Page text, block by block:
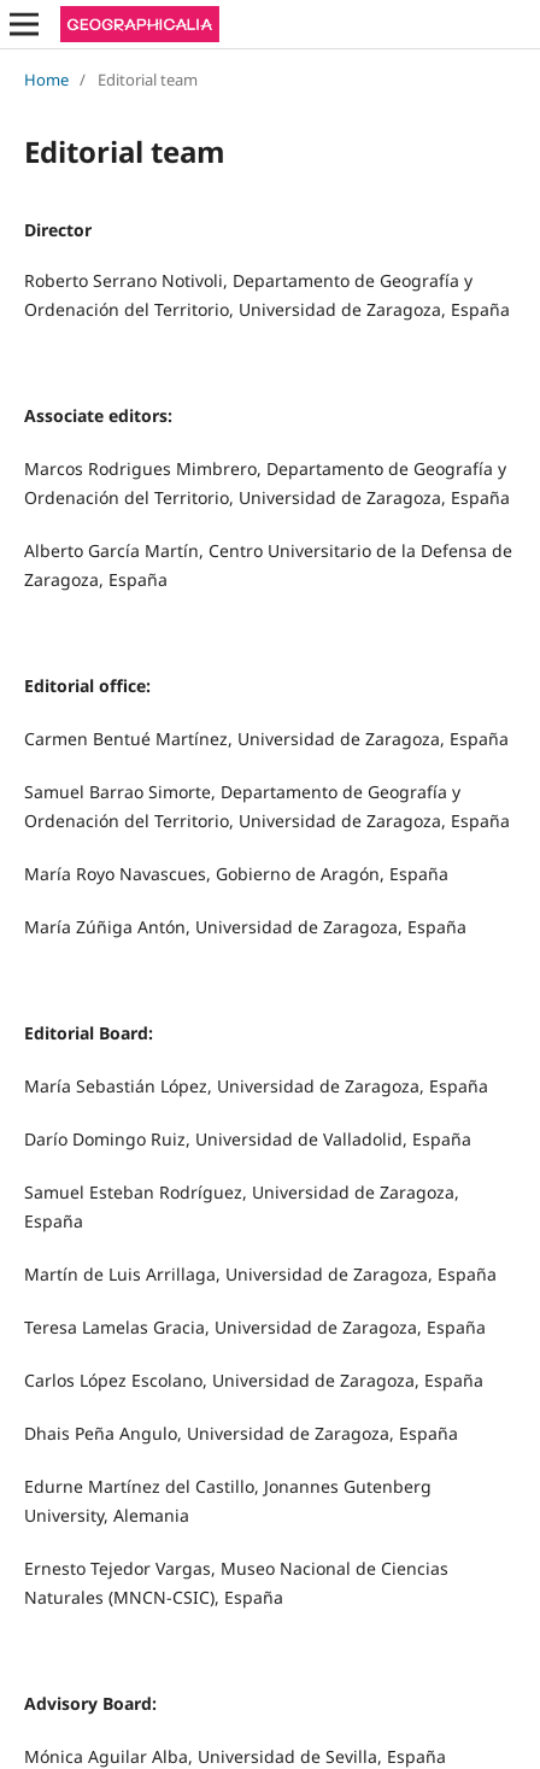
Home / Editorial team
Editorial team
Director
Roberto Serrano Notivoli, Departamento de Geografía y
Ordenación del Territorio, Universidad de Zaragoza, España
Associate editors:
Marcos Rodrigues Mimbrero, Departamento de Geografía y
Ordenación del Territorio, Universidad de Zaragoza, España
Alberto García Martín, Centro Universitario de la Defensa de
Zaragoza, España
Editorial office:
Carmen Bentué Martínez, Universidad de Zaragoza, España
Samuel Barrao Simorte, Departamento de Geografía y
Ordenación del Territorio, Universidad de Zaragoza, España
María Royo Navascues, Gobierno de Aragón, España
María Zúñiga Antón, Universidad de Zaragoza, España
Editorial Board:
María Sebastián López, Universidad de Zaragoza, España
Darío Domingo Ruiz, Universidad de Valladolid, España
Samuel Esteban Rodríguez, Universidad de Zaragoza,
España
Martín de Luis Arrillaga, Universidad de Zaragoza, España
Teresa Lamelas Gracia, Universidad de Zaragoza, España
Carlos López Escolano, Universidad de Zaragoza, España
Dhais Peña Angulo, Universidad de Zaragoza, España
Edurne Martínez del Castillo, Jonannes Gutenberg
University, Alemania
Ernesto Tejedor Vargas, Museo Nacional de Ciencias
Naturales (MNCN-CSIC), España
Advisory Board:
Mónica Aguilar Alba, Universidad de Sevilla, España